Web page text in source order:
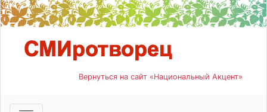
Вернуться на сайт «Национальный Акцент»